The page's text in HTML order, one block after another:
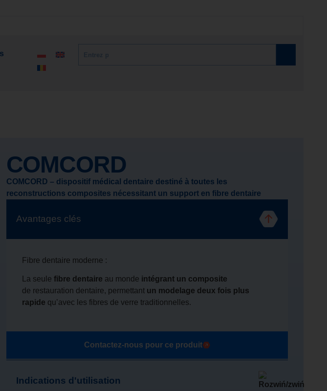
Contention interne avec COMCORD
COMCORD
COMCORD – dispositif médical dentaire destiné à toutes les
reconstructions composites nécessitant un support en fibre dentaire
Avantages clés
Fibre dentaire moderne :
La seule fibre dentaire au monde intégrant un composite
de restauration dentaire, permettant un modelage deux fois plus
rapide qu’avec les fibres de verre traditionnelles.
Contactez-nous pour ce produit
Indications d'utilisation